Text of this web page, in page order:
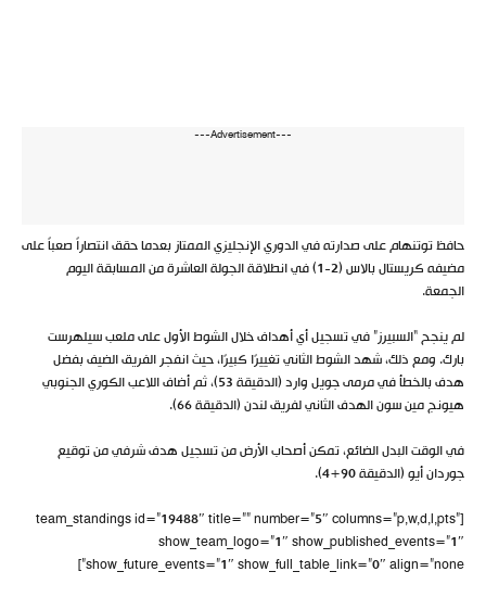
---Advertisement---
حافظ توتنهام على صدارته في الدوري الإنجليزي الممتاز بعدما حقق انتصاراً صعباً على
مضيفه كريستال بالاس (2-1) في انطلاقة الجولة العاشرة من المسابقة اليوم
الجمعة.
لم ينجح “السبيرز” في تسجيل أي أهداف خلال الشوط الأول على ملعب سيلهرست
بارك. ومع ذلك، شهد الشوط الثاني تغييرًا كبيرًا، حيث انفجر الفريق الضيف بفضل
هدف بالخطأ في مرمى جويل وارد (الدقيقة 53)، ثم أضاف اللاعب الكوري الجنوبي
هيونج مين سون الهدف الثاني لفريق لندن (الدقيقة 66).
في الوقت البدل الضائع، تمكن أصحاب الأرض من تسجيل هدف شرفي من توقيع
جوردان أيو (الدقيقة 90+4).
[team_standings id=”19488″ title=”” number=”5″ columns=”p,w,d,l,pts”
show_team_logo=”1″ show_published_events=”1″
show_future_events=”1″ show_full_table_link=”0″ align=”none”]